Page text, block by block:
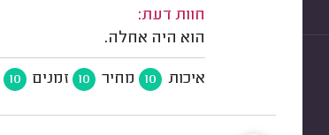
חוות דעת:
הוא היה אחלה.
איכות 10 מחיר 10 זמנים 10